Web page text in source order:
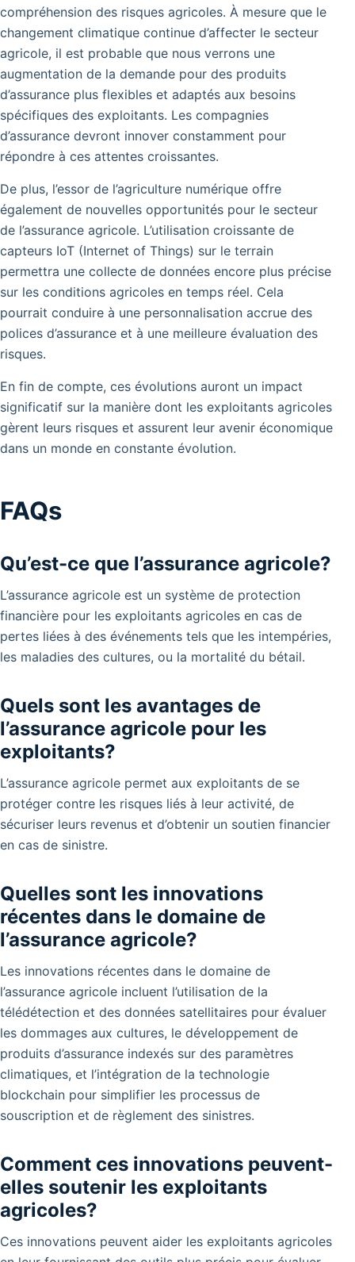
compréhension des risques agricoles. À mesure que le
changement climatique continue d’affecter le secteur
agricole, il est probable que nous verrons une
augmentation de la demande pour des produits
d’assurance plus flexibles et adaptés aux besoins
spécifiques des exploitants. Les compagnies
d’assurance devront innover constamment pour
répondre à ces attentes croissantes.
De plus, l’essor de l’agriculture numérique offre
également de nouvelles opportunités pour le secteur
de l’assurance agricole. L’utilisation croissante de
capteurs IoT (Internet of Things) sur le terrain
permettra une collecte de données encore plus précise
sur les conditions agricoles en temps réel. Cela
pourrait conduire à une personnalisation accrue des
polices d’assurance et à une meilleure évaluation des
risques.
En fin de compte, ces évolutions auront un impact
significatif sur la manière dont les exploitants agricoles
gèrent leurs risques et assurent leur avenir économique
dans un monde en constante évolution.
FAQs
Qu’est-ce que l’assurance agricole?
L’assurance agricole est un système de protection
financière pour les exploitants agricoles en cas de
pertes liées à des événements tels que les intempéries,
les maladies des cultures, ou la mortalité du bétail.
Quels sont les avantages de
l’assurance agricole pour les
exploitants?
L’assurance agricole permet aux exploitants de se
protéger contre les risques liés à leur activité, de
sécuriser leurs revenus et d’obtenir un soutien financier
en cas de sinistre.
Quelles sont les innovations
récentes dans le domaine de
l’assurance agricole?
Les innovations récentes dans le domaine de
l’assurance agricole incluent l’utilisation de la
télédétection et des données satellitaires pour évaluer
les dommages aux cultures, le développement de
produits d’assurance indexés sur des paramètres
climatiques, et l’intégration de la technologie
blockchain pour simplifier les processus de
souscription et de règlement des sinistres.
Comment ces innovations peuvent-
elles soutenir les exploitants
agricoles?
Ces innovations peuvent aider les exploitants agricoles